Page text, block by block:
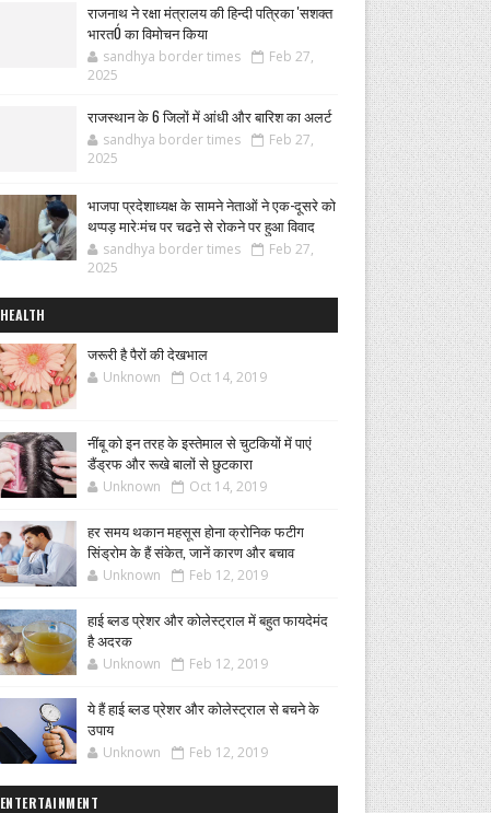
राजनाथ ने रक्षा मंत्रालय की हिन्दी पत्रिका 'सशक्त
भारतÓ का विमोचन किया
sandhya border times
Feb 27,
2025
राजस्थान के 6 जिलों में आंधी और बारिश का अलर्ट
sandhya border times
Feb 27,
2025
भाजपा प्रदेशाध्यक्ष के सामने नेताओं ने एक-दूसरे को
थप्पड़ मारे:मंच पर चढऩे से रोकने पर हुआ विवाद
sandhya border times
Feb 27,
2025
HEALTH
जरूरी है पैरों की देखभाल
Unknown Oct 14, 2019
नींबू को इन तरह के इस्तेमाल से चुटकियों में पाएं
डैंड्रफ और रूखे बालों से छुटकारा
Unknown Oct 14, 2019
हर समय थकान महसूस होना क्रोनिक फटीग
सिंड्रोम के हैं संकेत, जानें कारण और बचाव
Unknown Feb 12, 2019
हाई ब्लड प्रेशर और कोलेस्ट्राल में बहुत फायदेमंद
है अदरक
Unknown Feb 12, 2019
ये हैं हाई ब्लड प्रेशर और कोलेस्ट्राल से बचने के
उपाय
Unknown Feb 12, 2019
ENTERTAINMENT